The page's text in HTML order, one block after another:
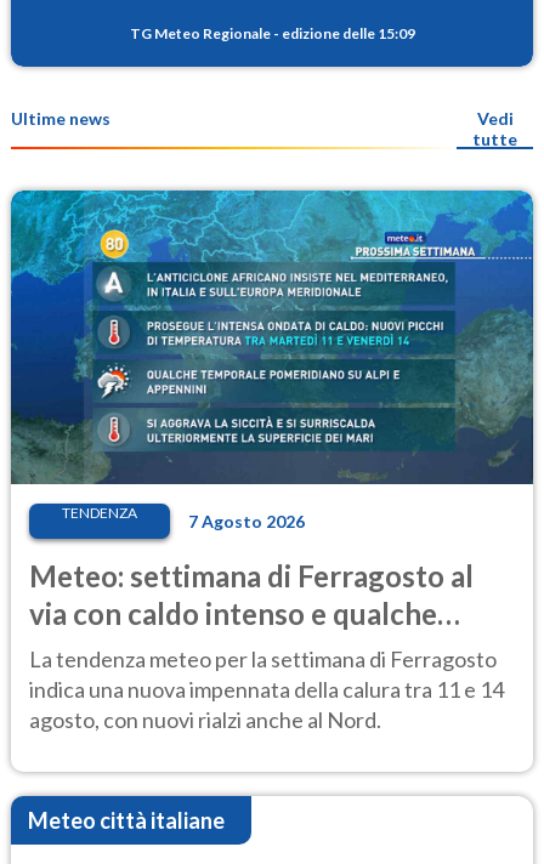
TG Meteo Regionale - edizione delle 15:09
Ultime news
Vedi
tutte
TENDENZA 7 Agosto 2026
Meteo: settimana di Ferragosto al
via con caldo intenso e qualche
temporale
La tendenza meteo per la settimana di Ferragosto
indica una nuova impennata della calura tra 11 e 14
agosto, con nuovi rialzi anche al Nord.
Meteo città italiane